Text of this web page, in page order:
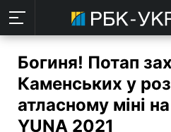
Богиня! Потап
Каменських у
атласному міні
YUNA 2021